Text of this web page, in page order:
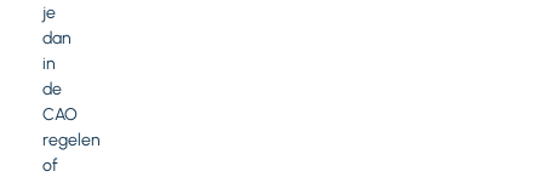
je
dan
in
de
CAO
regelen
of